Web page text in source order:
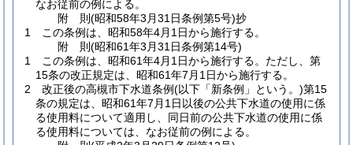
なお従前の例による。
附 則(昭和58年3月31日条例第5号)抄
1
この条例は、昭和58年4月1日から施行する。
附 則(昭和61年3月31日条例第14号)
1
この条例は、昭和61年4月1日から施行する。 ただし、第
15条の改正規定は、昭和61年7月1日から施行する。
2
改正後の高槻市下水道条例(以下「新条例」という。)第15
条の規定は、昭和61年7月1日以後の公共下水道の使用に係
る使用料について適用し、同日前の公共下水道の使用に係
る使用料については、なお従前の例による。